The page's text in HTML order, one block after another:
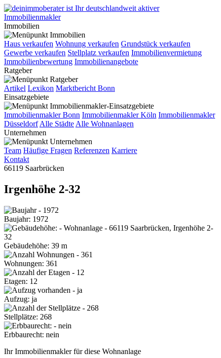
Immobilien
Haus verkaufen Wohnung verkaufen Grundstück verkaufen
Gewerbe verkaufen Stellplatz verkaufen Immobilienvermietung
Immobilienbewertung Immobilienangebote
Ratgeber
Artikel Lexikon Marktbericht Bonn
Einsatzgebiete
Immobilienmakler Bonn Immobilienmakler Köln Immobilienmakler
Düsseldorf Alle Städte Alle Wohnanlagen
Unternehmen
Team Häufige Fragen Referenzen Karriere
Kontakt
66119 Saarbrücken
Irgenhöhe 2-32
Baujahr: 1972
Gebäudehöhe: 39 m
Wohnungen: 361
Etagen: 12
Aufzug: ja
Stellplätze: 268
Erbbaurecht: nein
Ihr Immobilienmakler für diese Wohnanlage